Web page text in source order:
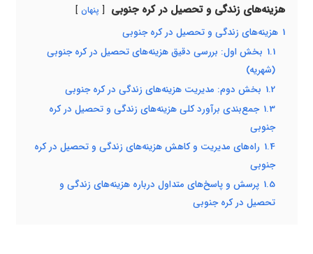
هزینه‌های زندگی و تحصیل در کره جنوبی پنهان
1 هزینه‌های زندگی و تحصیل در کره جنوبی
1.1 بخش اول: بررسی دقیق هزینه‌های تحصیل در کره جنوبی
(شهریه)
1.2 بخش دوم: مدیریت هزینه‌های زندگی در کره جنوبی
1.3 جمع‌بندی برآورد کلی هزینه‌های زندگی و تحصیل در کره
جنوبی
1.4 راه‌های مدیریت و کاهش هزینه‌های زندگی و تحصیل در کره
جنوبی
1.5 پرسش و پاسخ‌های متداول درباره هزینه‌های زندگی و
تحصیل در کره جنوبی